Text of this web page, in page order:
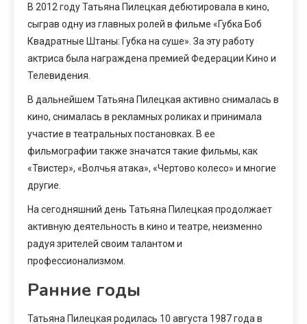
В 2012 году Татьяна Пилецкая дебютировала в кино,
сыграв одну из главных ролей в фильме «Губка Боб
Квадратные Штаны: Губка на суше». За эту работу
актриса была награждена премией Федерации Кино и
Телевидения.
В дальнейшем Татьяна Пилецкая активно снималась в
кино, снималась в рекламных роликах и принимала
участие в театральных постановках. В ее
фильмографии также значатся такие фильмы, как
«Твистер», «Волчья атака», «Чертово колесо» и многие
другие.
На сегодняшний день Татьяна Пилецкая продолжает
активную деятельность в кино и театре, неизменно
радуя зрителей своим талантом и
профессионализмом.
Ранние годы
Татьяна Пилецкая родилась 10 августа 1987 года в